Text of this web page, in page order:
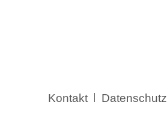
Navigation
Kontakt Datenschutz